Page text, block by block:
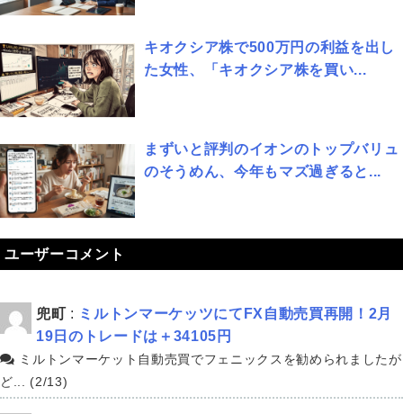
キオクシア株で500万円の利益を出し
た女性、「キオクシア株を買い...
まずいと評判のイオンのトップバリュ
のそうめん、今年もマズ過ぎると...
ユーザーコメント
兜町 : ミルトンマーケッツにてFX自動売買再開！2月
19日のトレードは＋34105円
ミルトンマーケット自動売買でフェニックスを勧められましたが
ど... (2/13)